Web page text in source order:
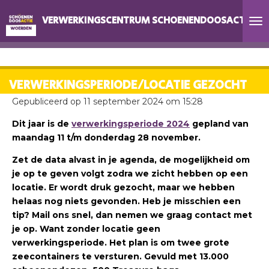
direct
hoofdinhoud
VERWERKINGSCENTRUM SCHOENENDOOSACTIE
VERWERKINGSPERIODE/LOCATIE GEZOCHT
Gepubliceerd op 11 september 2024 om 15:28
Dit jaar is de verwerkingsperiode 2024 gepland van
maandag 11 t/m donderdag 28 november.
Zet de data alvast in je agenda, de mogelijkheid om
je op te geven volgt zodra we zicht hebben op een
locatie. Er wordt druk gezocht, maar we hebben
helaas nog niets gevonden. Heb je misschien een
tip? Mail ons snel, dan nemen we graag contact met
je op. Want zonder locatie geen
verwerkingsperiode. Het plan is om twee grote
zeecontainers te versturen. Gevuld met 13.000